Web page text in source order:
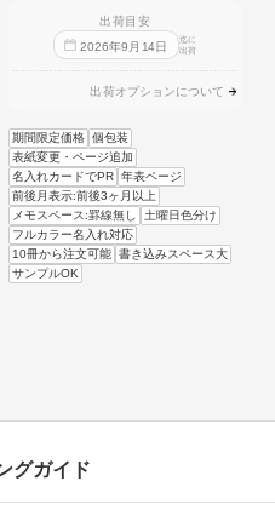
出荷目安
2026年9 月 14日
迄に
出荷
出荷オプションについて
期間限定価格 個包装
表紙変更・ページ追加
名入れカードでPR 年表ページ
前後月表示:前後3ヶ月以上
メモスペース:罫線無し
土曜日色分け
フルカラー名入れ対応
10冊から注文可能 書き込みスペース大
サンプルOK
グガイド